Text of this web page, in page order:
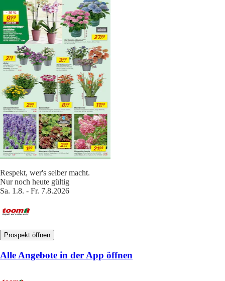
Respekt, wer's selber macht.
Nur noch heute gültig
Sa. 1.8. - Fr. 7.8.2026
Prospekt öffnen
Alle Angebote in der App öffnen